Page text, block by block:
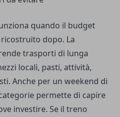
quando il budget
dopo. La
trasporti di lunga
locali, pasti, attività,
Anche per un weekend di
permette di capire
investire. Se il treno